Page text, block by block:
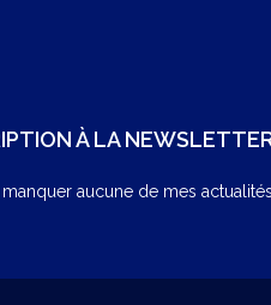
À LA
manquer aucune de mes